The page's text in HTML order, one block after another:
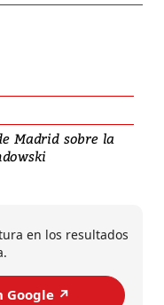
Madrid sobre la
en los resultados
Google ↗️